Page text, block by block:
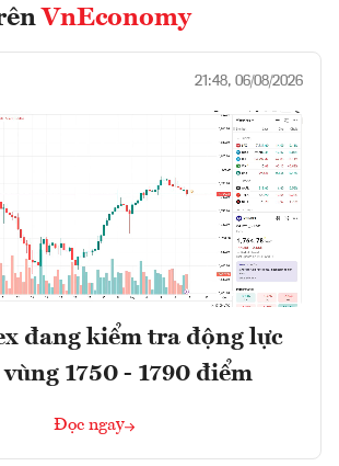
VnEconomy
21:48, 06/08/2026
đang kiểm tra động lực
1750 - 1790 điểm
Đọc ngay